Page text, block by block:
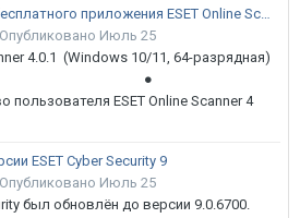
Новая версия бесплатного приложения ESET Online Scanner доступна пользователям
Опубликовано Июль 25
4.0.1 (Windows 10/11, 64-разрядная)
ESET Online Scanner 4
ESET Cyber Security 9
Опубликовано Июль 25
был обновлён до версии 9.0.6700.